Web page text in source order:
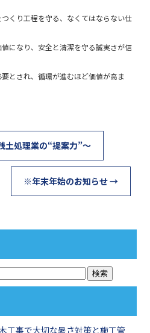
くり工程を守る、なくてはならない仕
になり、安全と清潔を守る誠実さが信
とされ、循環が進むほど価値が高ま
土処理業の“提案力”～
※年末年始のお知らせ→
工事で大切な暑さ対策と施工管